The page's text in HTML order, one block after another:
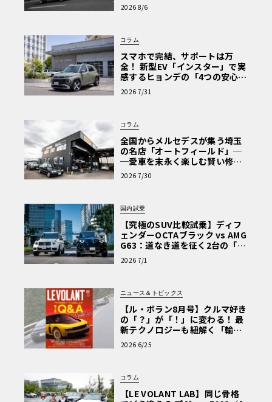
心と、Cクラスで味わうシルキー
な走り〈PR〉
2026 8/6
コラム
スマホで完結、サポートは万
全！ 新型EV「インスター」で実
感するヒョンデの「4つの安心」
【第1回・ヒョンデ6つの疑問：
Why? Hyundai?】〈PR〉
2026 7/31
コラム
全国からメルセデスが集う埼玉
の名店「オートフィールド」─
─愛車を末永く楽しむ賢い修理
術と、プロがフックス製オイル
を選ぶ理由〈PR〉
2026 7/30
国内試乗
【究極のSUV比較試乗】ディフ
ェンダーOCTAブラック vs AMG
G63：道なき道を征く2台の「対
極的アプローチ」
2026 7/1
ニュース＆トピックス
【ル・ボラン8月号】クルマ好き
の「？」が「！」に変わる！ 最
新テクノロジーも紐解く「輸入
車Q&A」
2026 6/25
コラム
【LE VOLANT LAB】同じ骨格